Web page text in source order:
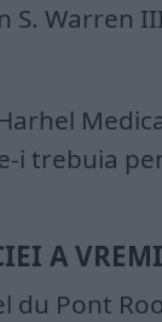
S. Warren
i trebuia
A
du Pont